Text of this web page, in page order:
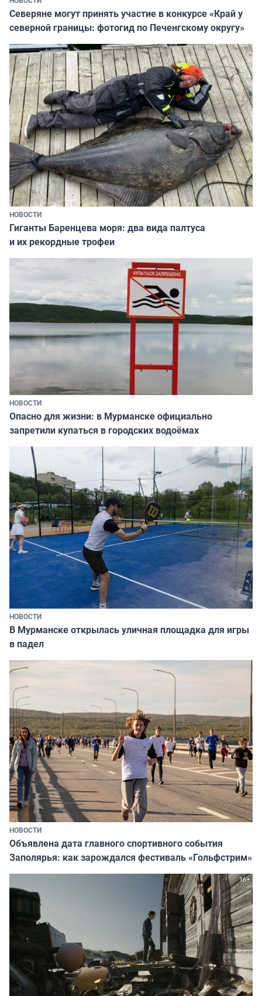
Северяне могут принять участие в конкурсе «Край у
северной границы: фотогид по Печенгскому округу»
НОВОСТИ
Гиганты Баренцева моря: два вида палтуса
и их рекордные трофеи
НОВОСТИ
Опасно для жизни: в Мурманске официально
запретили купаться в городских водоёмах
НОВОСТИ
В Мурманске открылась уличная площадка для игры
в падел
НОВОСТИ
Объявлена дата главного спортивного события
Заполярья: как зарождался фестиваль «Гольфстрим»